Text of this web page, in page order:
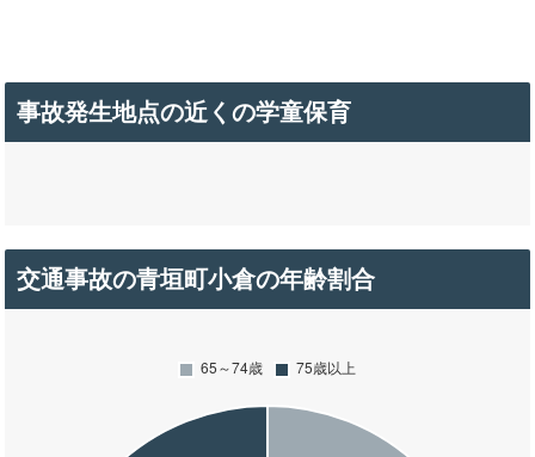
事故発生地点の近くの学童保育
交通事故の青垣町小倉の年齢割合